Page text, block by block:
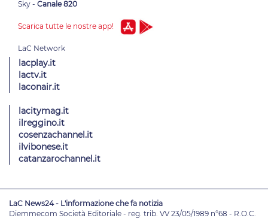
Sky - Canale 820
Scarica tutte le nostre app!
lacplay.it
lactv.it
laconair.it
lacitymag.it
ilreggino.it
cosenzachannel.it
ilvibonese.it
catanzarochannel.it
LaC News24 - L'informazione che fa notizia
Diemmecom Società Editoriale - reg. trib. VV 23/05/1989 n°68 - R.O.C.